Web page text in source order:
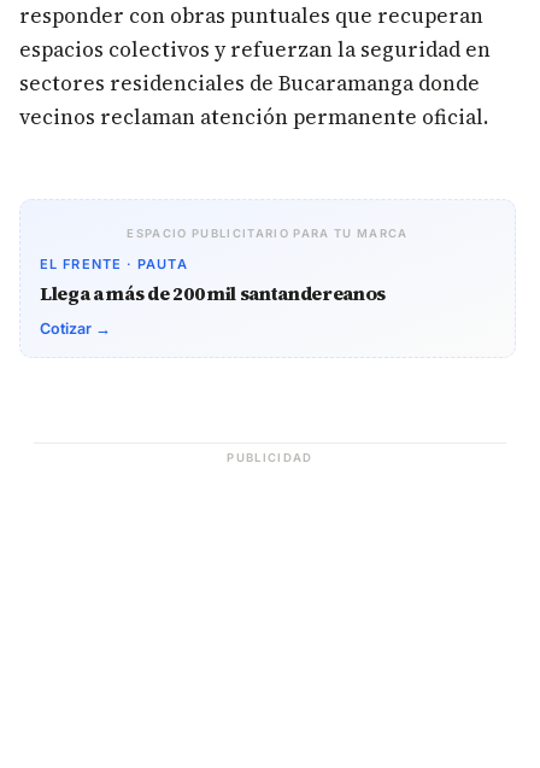
responder con obras puntuales que recuperan
espacios colectivos y refuerzan la seguridad en
sectores residenciales de Bucaramanga donde
vecinos reclaman atención permanente oficial.
ESPACIO PUBLICITARIO PARA TU MARCA
EL FRENTE · PAUTA
Llega a más de 200 mil santandereanos
Cotizar →
PUBLICIDAD